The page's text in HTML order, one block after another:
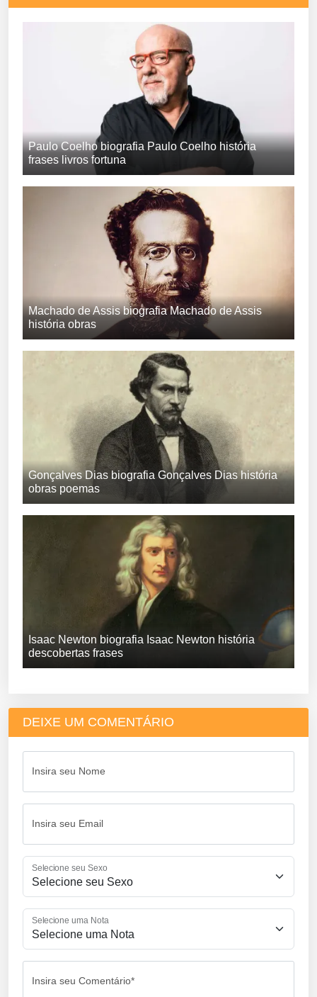
Paulo Coelho biografia Paulo Coelho história
frases livros fortuna
Machado de Assis biografia Machado de Assis
história obras
Gonçalves Dias biografia Gonçalves Dias história
obras poemas
Isaac Newton biografia Isaac Newton história
descobertas frases
DEIXE UM COMENTÁRIO
Insira seu Nome
Insira seu Email
Selecione seu Sexo
Selecione uma Nota
Insira seu Comentário*